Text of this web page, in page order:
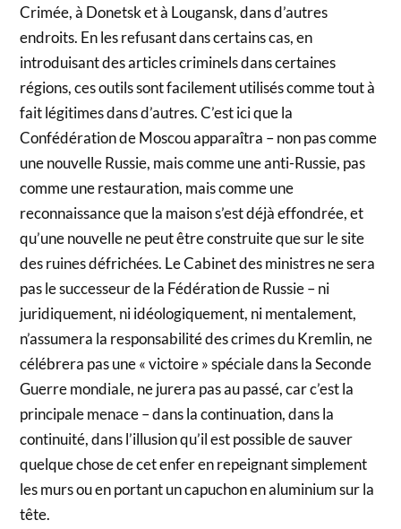
Crimée, à Donetsk et à Lougansk, dans d’autres
endroits. En les refusant dans certains cas, en
introduisant des articles criminels dans certaines
régions, ces outils sont facilement utilisés comme tout à
fait légitimes dans d’autres. C’est ici que la
Confédération de Moscou apparaîtra – non pas comme
une nouvelle Russie, mais comme une anti-Russie, pas
comme une restauration, mais comme une
reconnaissance que la maison s’est déjà effondrée, et
qu’une nouvelle ne peut être construite que sur le site
des ruines défrichées. Le Cabinet des ministres ne sera
pas le successeur de la Fédération de Russie – ni
juridiquement, ni idéologiquement, ni mentalement,
n’assumera la responsabilité des crimes du Kremlin, ne
célébrera pas une « victoire » spéciale dans la Seconde
Guerre mondiale, ne jurera pas au passé, car c’est la
principale menace – dans la continuation, dans la
continuité, dans l’illusion qu’il est possible de sauver
quelque chose de cet enfer en repeignant simplement
les murs ou en portant un capuchon en aluminium sur la
tête.